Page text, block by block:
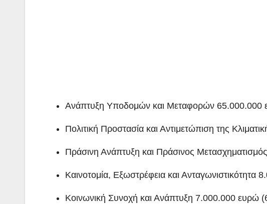
Ανάπτυξη Υποδομών και Μεταφορών 65.000.000
Πολιτική Προστασία και Αντιμετώπιση της
Πράσινη Ανάπτυξη και Πράσινος
Καινοτομία, Εξωστρέφεια και
Κοινωνική Συνοχή και Ανάπτυξη 7.000.000 ευρώ